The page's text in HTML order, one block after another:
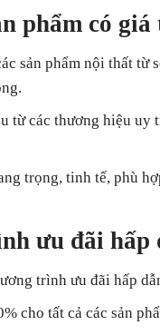
phẩm có
sản phẩm nội thất từ
từ các thương hiệu
trọng, tinh tế, phù
ưu đãi hấp
trình ưu đãi hấp
cho tất cả các sản